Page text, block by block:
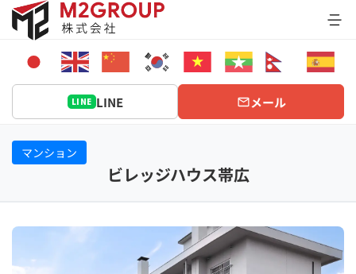
Bỏ
qua
dung
LINE LINE メール
マンション
ビレッジハウス帯広